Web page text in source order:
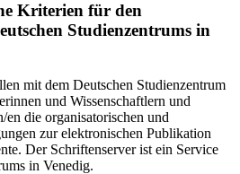
Kriterien für den
Studienzentrums in
mit dem Deutschen Studienzentrum
und Wissenschaftlern und
die organisatorischen und
zur elektronischen Publikation
Der Schriftenserver ist ein Service
in Venedig.